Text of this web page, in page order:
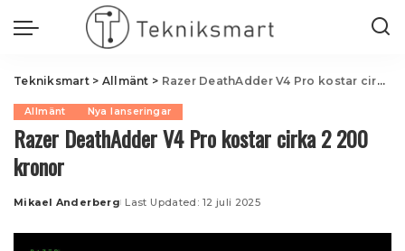
Tekniksmart> Allmänt > Razer DeathAdder V4 Pro kostar cirka 2 200 kronor
Allmänt Nya lanseringar
Razer DeathAdder V4 Pro kostar cirka 2 200
kronor
Posted
Mikael Anderberg Last Updated: 12 juli 2025